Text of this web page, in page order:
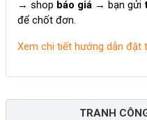
→ shop báo giá→ bạn gửi
để chốt đơn.
Xem chi tiết hướng dẫn đặt
TRANH